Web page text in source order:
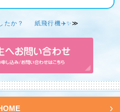
たか？ 紙飛行機✈️✨≫